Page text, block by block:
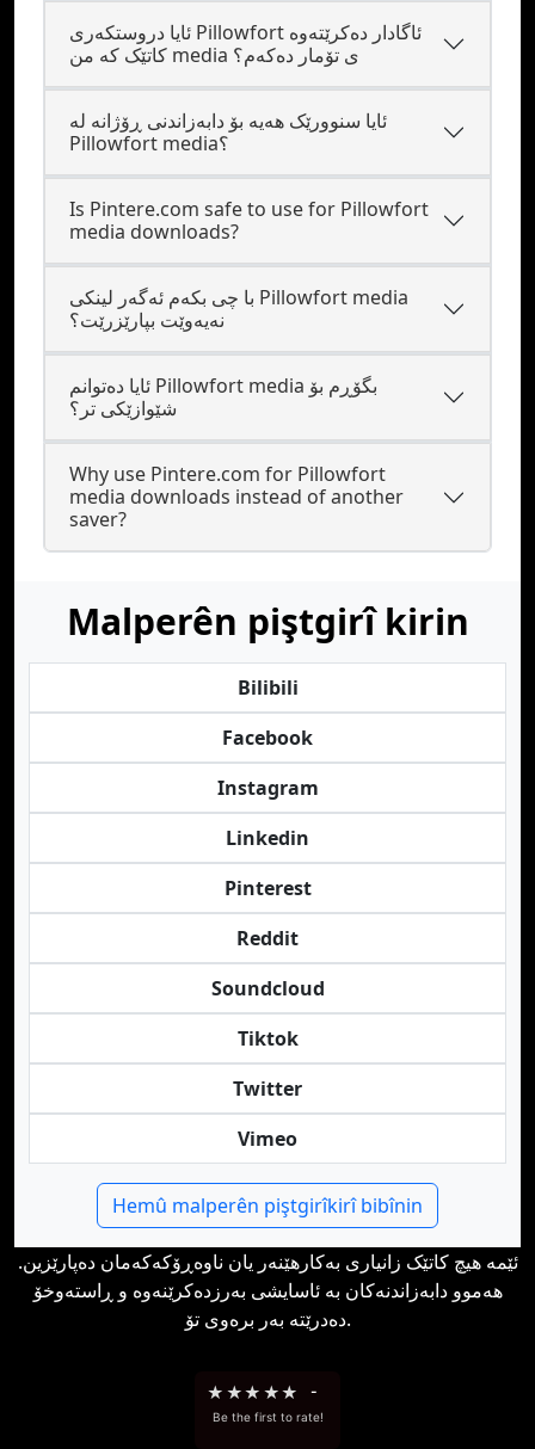
ئایا دروستکەری Pillowfort ئاگادار دەکرێتەوە
کاتێک کە من media ی تۆمار دەکەم؟
ئایا سنوورێک هەیە بۆ دابەزاندنی ڕۆژانە لە
Pillowfort media؟
Is Pintere.com safe to use for Pillowfort
media downloads?
با چی بکەم ئەگەر لینکی Pillowfort media
نەیەوێت بپارێزرێت؟
ئایا دەتوانم Pillowfort media بگۆڕم بۆ
شێوازێکی تر؟
Why use Pintere.com for Pillowfort
media downloads instead of another
saver?
Malperên piştgirî kirin
Bilibili
Facebook
Instagram
Linkedin
Pinterest
Reddit
Soundcloud
Tiktok
Twitter
Vimeo
Hemû malperên piştgirîkirî bibînin
ئێمە هیچ کاتێک زانیاری بەکارهێنەر یان ناوەڕۆکەکەمان دەپارێزین.
هەموو دابەزاندنەکان بە ئاسایشی بەرزدەکرێنەوە و ڕاستەوخۆ
دەدرێتە بەر برەوی تۆ.
★ ★★ ★★ -
Be the first to rate!